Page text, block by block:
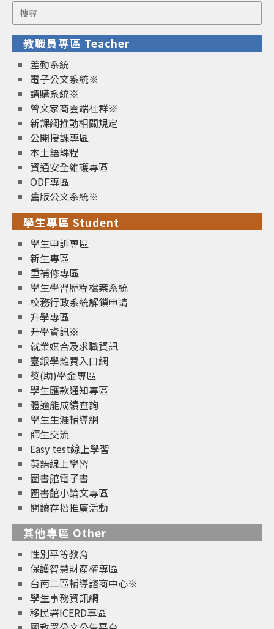
Search
for:
教職員專區 Teacher
差勤系統
電子公文系統※
請購系統※
曾文家商雲端社群※
新課綱推動相關規定
公開授課專區
本土語課程
資通安全維護專區
ODF專區
舊版公文系統※
學生專區 Student
學生申訴專區
新生專區
重補修專區
學生學習歷程檔案系統
校務行政系統解鎖申請
升學專區
升學資訊※
就業媒合及求職資訊
臺銀學雜費入口網
獎(助)學金專區
學生匯款通知專區
體適能成績查詢
學生生涯輔導網
師生交流
Easy test線上學習
英語線上學習
圖書館電子書
圖書館小論文專區
閱讀存摺推廣活動
其他專區 Other
性別平等教育
保護智慧財產權專區
台南二區輔導諮商中心※
學生事務資訊網
移民署ICERD專區